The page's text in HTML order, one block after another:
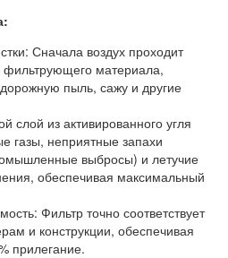
Сначала воздух проходит
фильтрующего материала,
пыль, сажу и другие
слой из активированного угля
газы, неприятные запахи
выбросы) и летучие
обеспечивая максимальный
Фильтр точно соответствует
и конструкции, обеспечивая
прилегание.